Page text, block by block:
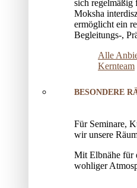
sich regelmäßig
Moksha
ermöglicht ein
Begleitungs-,
Alle
Kernteam
BESONDERE
Für Seminare,
wir unsere
Mit Elbnähe für
wohliger